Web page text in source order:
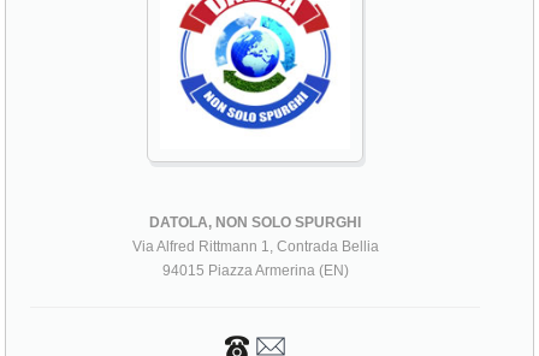
DATOLA, NON SOLO SPURGHI
Via Alfred Rittmann 1, Contrada Bellia
94015 Piazza Armerina (EN)